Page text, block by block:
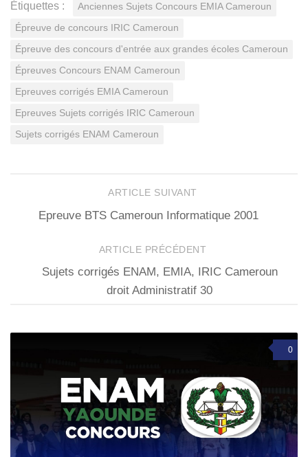
Étiquettes : Anciennes Sujets Concours EMIA Cameroun
Épreuve de concours IRIC Cameroun
Épreuve des concours d'entrée aux grandes écoles Cameroun
Épreuves Concours ENAM Cameroun
Epreuves corrigés EMIA Cameroun
Epreuves Sujets corrigés IRIC Cameroun
Sujets corrigés ENAM Cameroun
ARTICLE SUIVANT
Epreuve BTS Cameroun Informatique 2001
ARTICLE PRÉCÉDENT
Sujets corrigés ENAM, EMIA, IRIC Cameroun
droit Administratif 30
0